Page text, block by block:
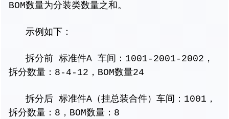
BOM数量为分装类数量之和。
示例如下：
拆分前 标准件A 车间：1001-2001-2002，
拆分数量：8-4-12，BOM数量24
拆分后 标准件A（挂总装合件）车间：1001，
拆分数量：8，BOM数量：8